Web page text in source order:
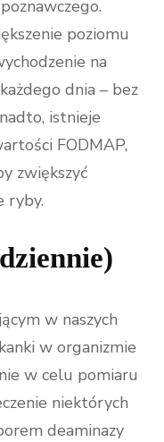
poziomu
na
dnia – bez
istnieje
FODMAP,
zwiększyć
ryby.
w naszych
w organizmie
w celu pomiaru
niektórych
deaminazy